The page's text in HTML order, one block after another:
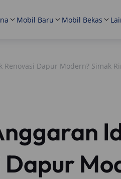
Mobil Baru Mobil Bekas
Dapur Modern? Simak
Dapur